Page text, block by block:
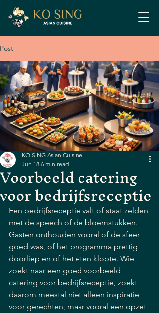
Post
Voorbeeld catering
voor bedrijfsreceptie
KO SING Asian Cuisine
Jun 18 6 min read
Een bedrijfsreceptie valt of staat zelden
met de speech of de bloemstukken.
Gasten onthouden vooral of de sfeer
goed was, of het programma prettig
doorliep en of het eten klopte. Wie
zoekt naar een goed voorbeeld
catering voor bedrijfsreceptie, zoekt
daarom meestal niet alleen inspiratie
voor gerechten, maar vooral een opzet